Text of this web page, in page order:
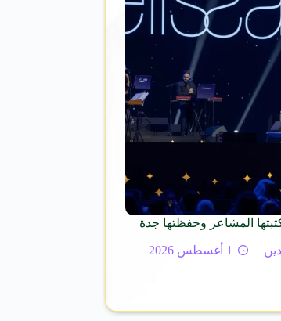
المشاعر وحفظتها جدة
1 أغسطس 2026